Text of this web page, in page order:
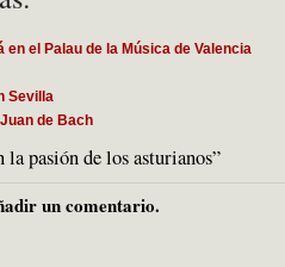
en el Palau de la Música de Valencia
Sevilla
de Bach
pasión de los asturianos”
un comentario.